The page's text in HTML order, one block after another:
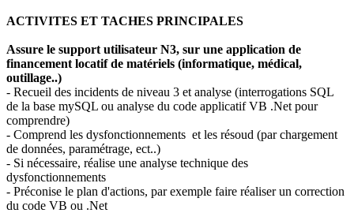
ACTIVITES ET TACHES PRINCIPALES
Assure le support utilisateur N3, sur une application de
financement locatif de matériels (informatique, médical,
outillage..)
- Recueil des incidents de niveau 3 et analyse (interrogations SQL
de la base mySQL ou analyse du code applicatif VB .Net pour
comprendre)
- Comprend les dysfonctionnements et les résoud (par chargement
de données, paramétrage, ect..)
- Si nécessaire, réalise une analyse technique des
dysfonctionnements
- Préconise le plan d'actions, par exemple faire réaliser un correction
du code VB ou .Net